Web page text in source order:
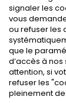
signaler les
vous
ou refuser les
que le
d’accès à
attention, si
refuser les
pleinement